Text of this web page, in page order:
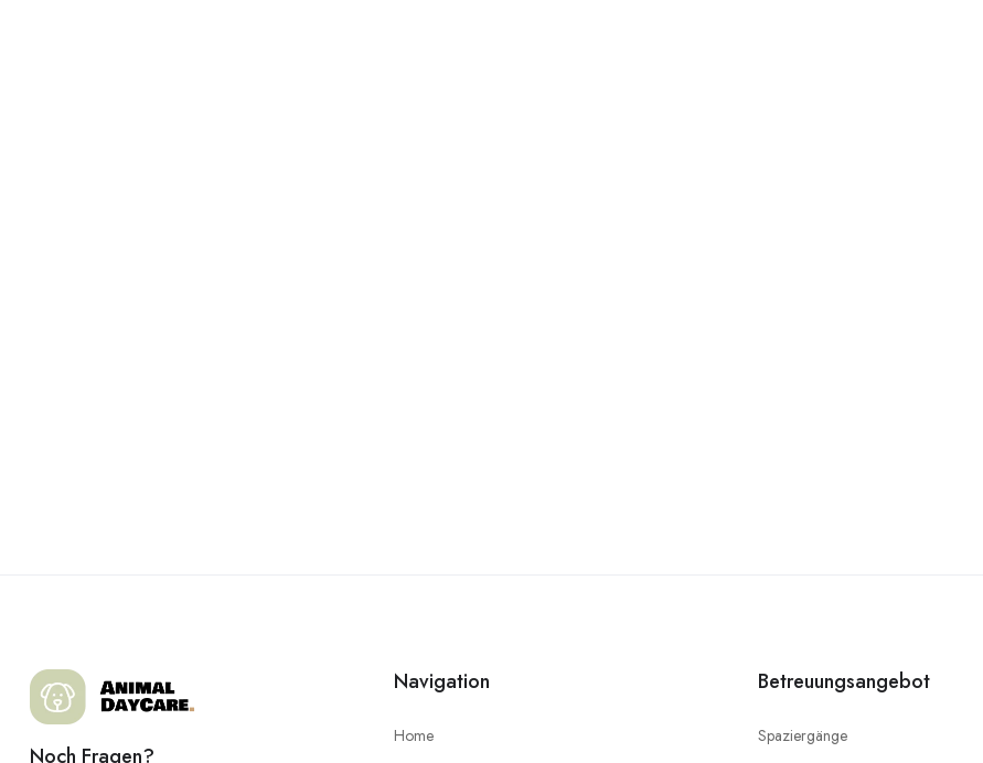
Noch Fragen?
Navigation
Home
Betreuungsangebot
Spaziergänge